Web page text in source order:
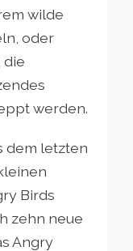
wilde
oder
die
werden.
dem letzten
Birds
zehn neue
Angry